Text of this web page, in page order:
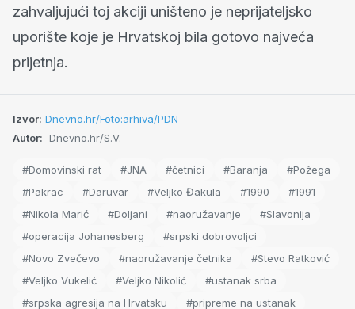
zahvaljujući toj akciji uništeno je neprijateljsko
uporište koje je Hrvatskoj bila gotovo najveća
prijetnja.
Izvor: Dnevno.hr/Foto:arhiva/PDN
Autor: Dnevno.hr/S.V.
#Domovinski rat #JNA #četnici #Baranja
#Požega
#Pakrac
#Daruvar #Veljko Đakula #1990
#1991
#Nikola Marić
#Doljani #naoružavanje
#Slavonija
#operacija Johanesberg
#srpski dobrovoljci
#Novo Zvečevo
#naoružavanje četnika
#Stevo Ratković
#Veljko Vukelić
#Veljko Nikolić
#ustanak srba
#srpska agresija na Hrvatsku
#pripreme na ustanak